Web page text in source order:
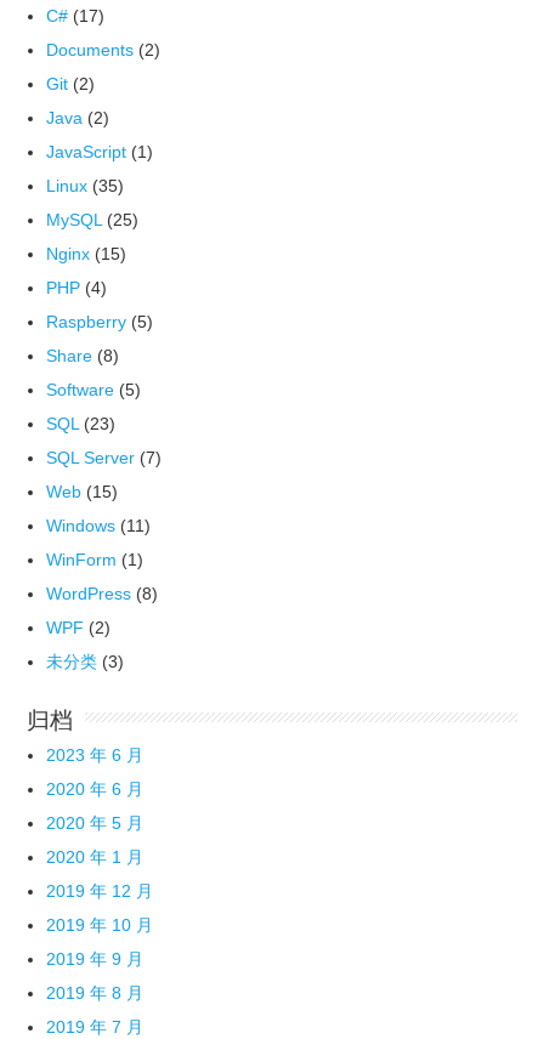
C# (17)
Documents (2)
Git (2)
Java (2)
JavaScript (1)
Linux (35)
MySQL (25)
Nginx (15)
PHP (4)
Raspberry (5)
Share (8)
Software (5)
SQL (23)
SQL Server (7)
Web (15)
Windows (11)
WinForm (1)
WordPress (8)
WPF (2)
未分类 (3)
归档
2023 年 6 月
2020 年 6 月
2020 年 5 月
2020 年 1 月
2019 年 12 月
2019 年 10 月
2019 年 9 月
2019 年 8 月
2019 年 7 月